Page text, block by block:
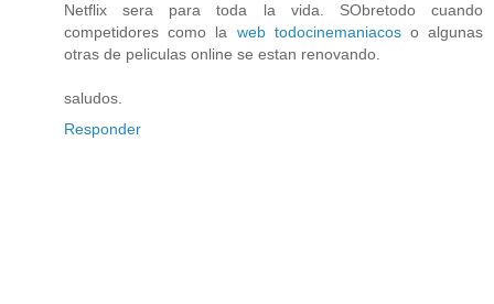
Netflix sera para toda la vida. SObretodo cuando
competidores como la web todocinemaniacoso algunas
otras de peliculas online se estan renovando.
saludos.
Responder